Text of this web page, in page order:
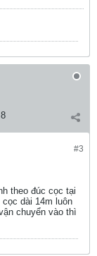
8
#3
theo đúc cọc tại
dài 14m luôn
chuyển vào thì